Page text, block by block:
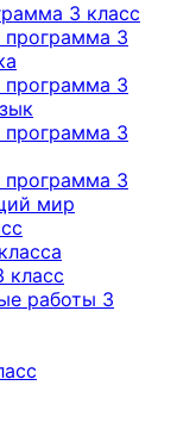
3 класс
программа 3
программа 3
программа 3
программа 3
мир
класс
работы 3